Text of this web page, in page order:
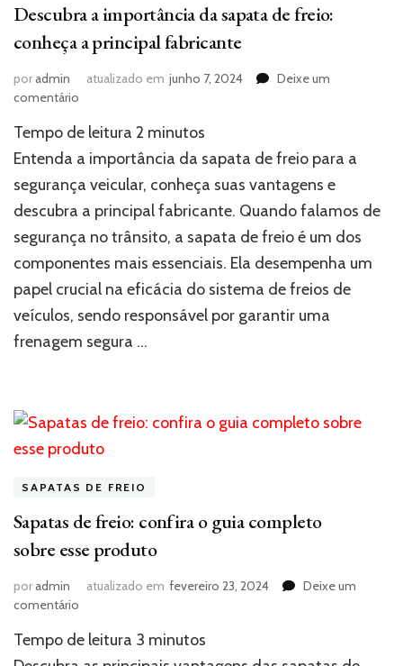
Descubra a importância da sapata de freio:
conheça a principal fabricante
poradmin atualizado em junho 7, 2024
Deixe um
comentário
a
importância
sapata
de
conheça
a
principal
fabricante
Tempo de leitura 2 minutos
Entenda a importância da sapata de freio para a
segurança veicular, conheça suas vantagens e
descubra a principal fabricante. Quando falamos de
segurança no trânsito, a sapata de freio é um dos
componentes mais essenciais. Ela desempenha um
papel crucial na eficácia do sistema de freios de
veículos, sendo responsável por garantir uma
frenagem segura …
SAPATAS DE FREIO
Sapatas de freio: confira o guia completo
sobre esse produto
poradmin atualizado em fevereiro 23, 2024
Deixe um
comentário
de
freio:
Tempo de leitura 3 minutos